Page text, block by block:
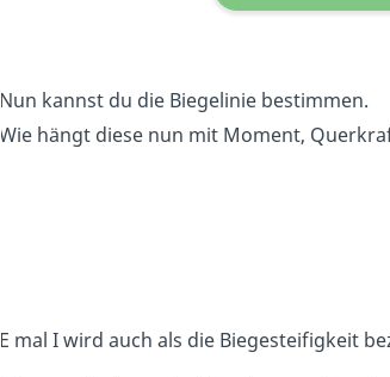
Nun kannst du die Biegelinie bestimmen.
Wie hängt diese nun mit Moment,
E mal I wird auch als die Biegesteifigkeit